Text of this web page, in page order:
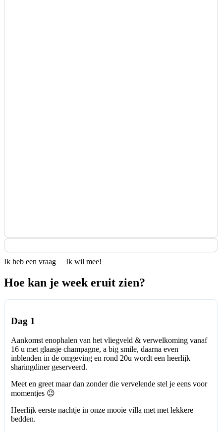
Ik heb een vraag Ik wil mee!
Hoe kan je week eruit zien?
Dag 1
Aankomst enophalen van het vliegveld & verwelkoming vanaf
16 u met glaasje champagne, a big smile, daarna even
inblenden in de omgeving en rond 20u wordt een heerlijk
sharingdiner geserveerd.
Meet en greet maar dan zonder die vervelende stel je eens voor
momentjes 😉
Heerlijk eerste nachtje in onze mooie villa met met lekkere
bedden.